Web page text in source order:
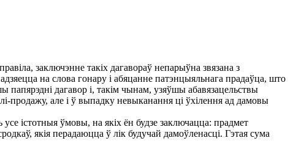
заключэнне такіх дагавораў непарыўна звязана з
на слова гонару і абяцанне патэнцыяльнага прадаўца, што
папярэдні дагавор і, такім чынам, узяўшы абавязацельствы
продажу, але і ў выпадку невыканання ці ўхілення ад дамовы
істотныя ўмовы, на якіх ён будзе заключацца: прадмет
якія перадаюцца ў лік будучай дамоўленасці. Гэтая сума